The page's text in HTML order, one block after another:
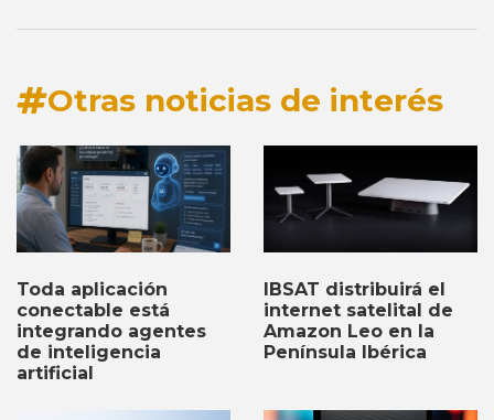
Otras noticias de interés
Toda aplicación
conectable está
integrando agentes
de inteligencia
artificial
IBSAT distribuirá el
internet satelital de
Amazon Leo en la
Península Ibérica